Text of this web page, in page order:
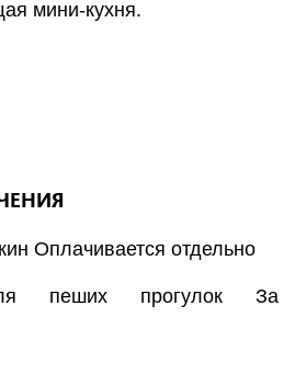
мини-кухня.
Оплачивается отдельно
пеших прогулок За